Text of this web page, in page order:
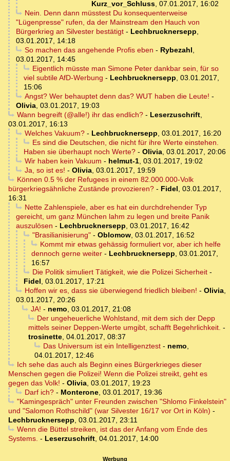
Kurz_vor_Schluss, 07.01.2017, 16:02
Nein. Denn dann müsstest Du konsequenterweise
"Lügenpresse" rufen, da der Mainstream den Hauch von
Bürgerkrieg an Silvester bestätigt - Lechbrucknersepp,
03.01.2017, 14:18
So machen das angehende Profis eben - Rybezahl,
03.01.2017, 14:45
Eigentlich müsste man Simone Peter dankbar sein, für so
viel subtile AfD-Werbung - Lechbrucknersepp, 03.01.2017,
15:06
Angst? Wer behauptet denn das? WUT haben die Leute! -
Olivia, 03.01.2017, 19:03
Wann begreift (@alle!) ihr das endlich?- Leserzuschrift,
03.01.2017, 16:13
Welches Vakuum?- Lechbrucknersepp, 03.01.2017, 16:20
Es sind die Deutschen, die nicht für ihre Werte einstehen.
Haben sie überhaupt noch Werte? - Olivia, 03.01.2017, 20:06
Wir haben kein Vakuum - helmut-1, 03.01.2017, 19:02
Ja, so ist es! - Olivia, 03.01.2017, 19:59
Können 0.5 % der Refugees in einem 82.000.000-Volk
bürgerkriegsähnliche Zustände provozieren? - Fidel, 03.01.2017,
16:31
Nette Zahlenspiele, aber es hat ein durchdrehender Typ
gereicht, um ganz München lahm zu legen und breite Panik
auszulösen - Lechbrucknersepp, 03.01.2017, 16:42
"Brasilianisierung"- Oblomow, 03.01.2017, 16:52
Kommt mir etwas gehässig formuliert vor, aber ich helfe
dennoch gerne weiter - Lechbrucknersepp, 03.01.2017,
16:57
Die Politik simuliert Tätigkeit, wie die Polizei Sicherheit-
Fidel, 03.01.2017, 17:21
Hoffen wir es, dass sie überwiegend friedlich bleiben! - Olivia,
03.01.2017, 20:26
JA! - nemo, 03.01.2017, 21:08
Der ungeheuerliche Wohlstand, mit dem sich der Depp
mittels seiner Deppen-Werte umgibt, schafft Begehrlichkeit. -
trosinette, 04.01.2017, 08:37
Das Universum ist ein Intelligenztest- nemo,
04.01.2017, 12:46
Ich sehe das auch als Beginn eines Bürgerkrieges dieser
Menschen gegen die Polizei! Wenn die Polizei streikt, geht es
gegen das Volk! - Olivia, 03.01.2017, 19:23
Darf ich?- Monterone, 03.01.2017, 19:36
"Kamingespräch" unter Freunden zwischen "Shlomo Finkelstein"
und "Salomon Rothschild" (war Silvester 16/17 vor Ort in Köln) -
Lechbrucknersepp, 03.01.2017, 23:11
Wenn die Büttel streiken, ist das der Anfang vom Ende des
Systems. - Leserzuschrift, 04.01.2017, 14:00
Werbung